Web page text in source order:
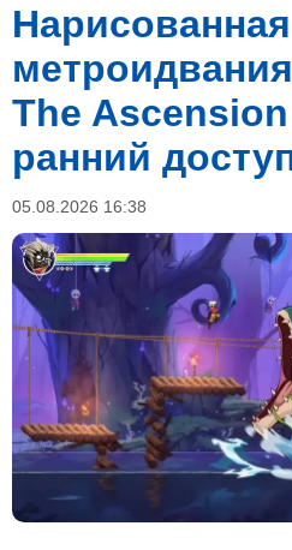
The
ранний
05.08.2026 16:38